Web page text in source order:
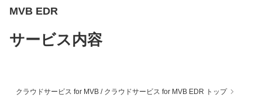
MVB EDR
サービス内容
クラウドサービス for MVB / クラウドサービス for MVB EDR トップ